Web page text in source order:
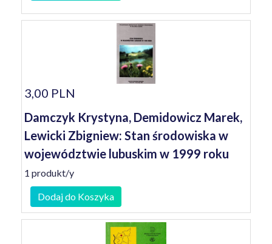
3,00 PLN
Damczyk Krystyna, Demidowicz Marek,
Lewicki Zbigniew: Stan środowiska w
województwie lubuskim w 1999 roku
1 produkt/y
Dodaj do Koszyka